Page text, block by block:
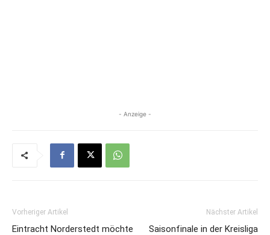
- Anzeige -
Vorheriger Artikel
Eintracht Norderstedt möchte
Nächster Artikel
Saisonfinale in der Kreisliga